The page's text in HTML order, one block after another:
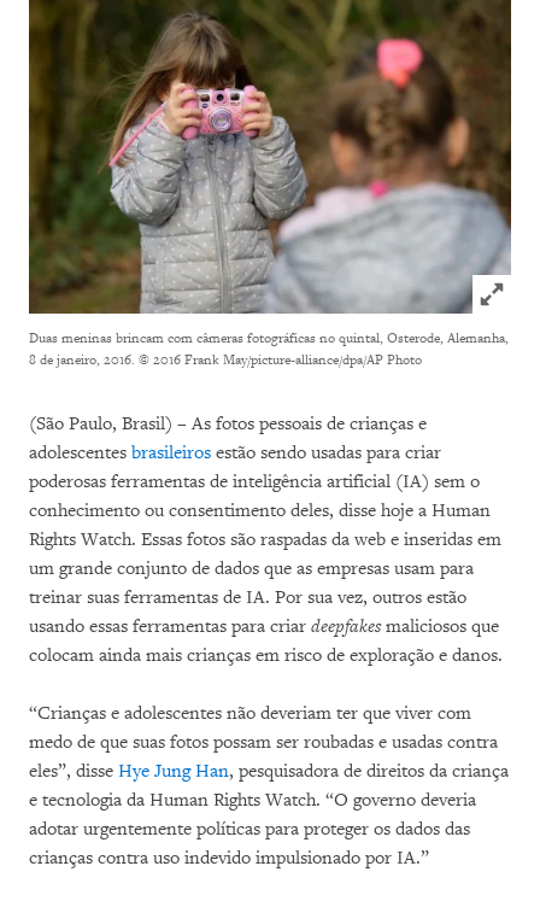
Click to
Duas meninas brincam com câmeras fotográficas no quintal, Osterode, Alemanha,
8 de janeiro, 2016. © 2016 Frank May/picture-alliance/dpa/AP Photo
(São Paulo, Brasil) – As fotos pessoais de crianças e
adolescentes brasileiros estão sendo usadas para criar
poderosas ferramentas de inteligência artificial (IA) sem o
conhecimento ou consentimento deles, disse hoje a Human
Rights Watch. Essas fotos são raspadas da web e inseridas em
um grande conjunto de dados que as empresas usam para
treinar suas ferramentas de IA. Por sua vez, outros estão
usando essas ferramentas para criar deepfakesmaliciosos que
colocam ainda mais crianças em risco de exploração e danos.
“Crianças e adolescentes não deveriam ter que viver com
medo de que suas fotos possam ser roubadas e usadas contra
eles”, disse Hye Jung Han, pesquisadora de direitos da criança
e tecnologia da Human Rights Watch. “O governo deveria
adotar urgentemente políticas para proteger os dados das
crianças contra uso indevido impulsionado por IA.”